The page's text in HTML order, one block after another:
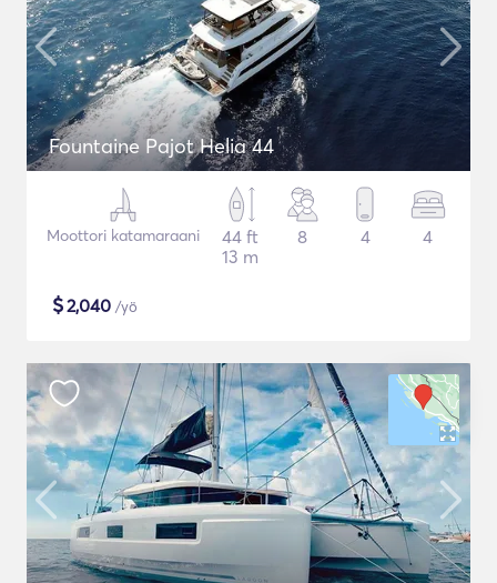
Fountaine Pajot Helia 44
Moottori katamaraani
44 ft
13 m
8 4 4
$2,040 /yö